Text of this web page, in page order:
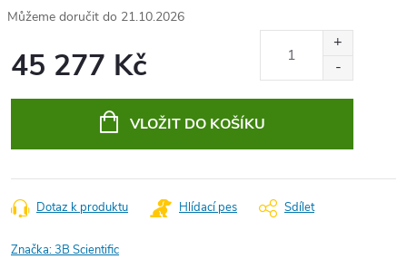
21.10.2026
45 277 Kč
VLOŽIT DO KOŠÍKU
Dotaz k produktu Hlídací pes Sdílet
Značka:3B Scientific